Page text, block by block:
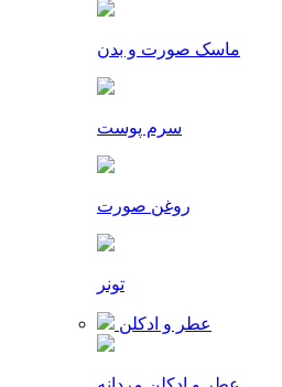
ماسک صورت و بدن
سرم پوست
روغن صورت
تونر
عطر و ادکلن